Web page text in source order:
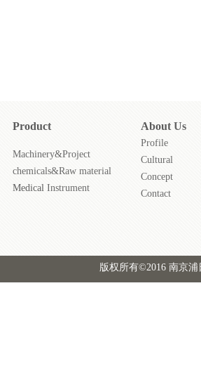
Product
Machinery&Project
chemicals&Raw material
Medical Instrument
About Us
Profile
Cultural
Concept
Contact
版权所有©2016 南京浦